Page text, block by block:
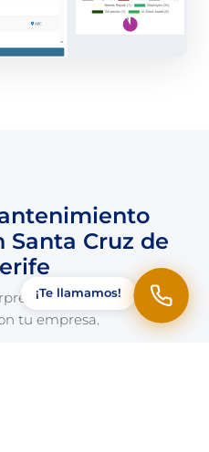
Cruz de
Planes diseñados
tu empresa.
¡Te llamamos!